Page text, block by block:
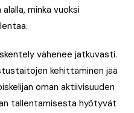
minkä vuoksi
vähenee jatkuvasti.
kehittäminen jää
oman aktiivisuuden
tallentamisesta hyötyvät